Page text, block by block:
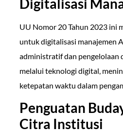
UU Nomor 20 Tahun 2023 ini
untuk digitalisasi manajemen
administratif dan pengelolaan
melalui teknologi digital,
ketepatan waktu dalam
Penguatan
Citra Institusi